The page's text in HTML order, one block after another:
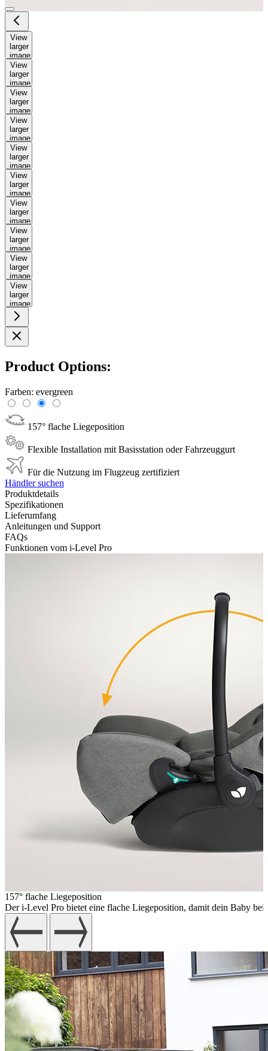
View
larger
image
View
larger
image
View
larger
image
View
larger
image
View
larger
image
View
larger
image
View
larger
image
View
larger
image
View
larger
image
View
larger
image
Product Options:
Farben: evergreen
157° flache Liegeposition
Flexible Installation mit Basisstation oder Fahrzeuggurt
Für die Nutzung im Flugzeug zertifiziert
Händler suchen
Produktdetails
Spezifikationen
Lieferumfang
Anleitungen und Support
FAQs
Funktionen vom i-Level Pro
157° flache Liegeposition
Der i-Level Pro bietet eine flache Liegeposition, damit dein Baby